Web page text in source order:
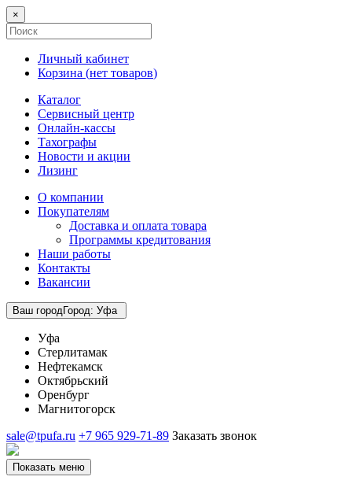
×
Личный кабинет
Корзина (нет товаров)
Каталог
Сервисный центр
Онлайн-кассы
Тахографы
Новости и акции
Лизинг
О компании
Покупателям
Доставка и оплата товара
Программы кредитования
Наши работы
Контакты
Вакансии
Ваш городГород: Уфа
Уфа
Стерлитамак
Нефтекамск
Октябрьский
Оренбург
Магнитогорск
sale@tpufa.ru +7 965 929-71-89 Заказать звонок
Показать меню